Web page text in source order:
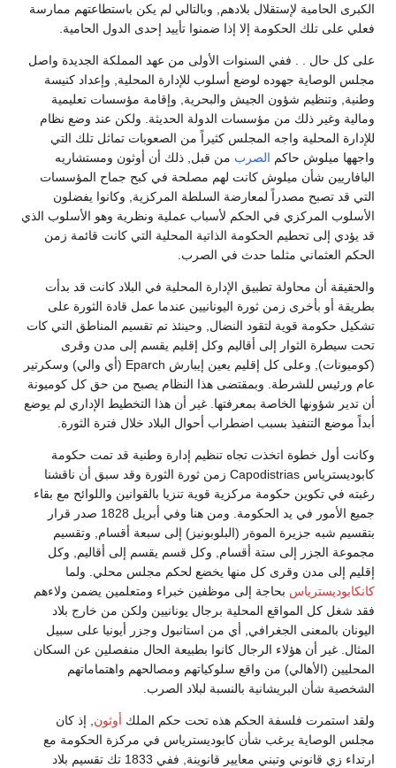
الكبرى الحامية لإستقلال بلادهم, وبالتالي لم يكن باستطاعتهم ممارسة
فعلي على تلك الحكومة إلا إذا ضمنوا تأييد إحدى الدول الحامية.
على كل حال . . ففي السنوات الأولى من عهد المملكة الجديدة واصل
مجلس الوصاية جهوده لوضع أسلوب للإدارة المحلية, وإعداد كنيسة
وطنية, وتنظيم شؤون الجيش والبحرية, وإقامة مؤسسات تعليمية
ومالية وغير ذلك من مؤسسات الدولة الحديثة. ولكن عند وضع نظام
للإدارة المحلية واجه المجلس كثيراً من الصعوبات تماثل تلك التي
واجهها ميلوش حاكم الصرب من قبل, ذلك أن أوثون ومستشاريه
البافاريين شأن ميلوش كانت لهم مصلحة في كبح جماح المؤسسات
التي قد تصبح مصدراً لمعارضة السلطة المركزية, وكانوا يفضلون
الأسلوب المركزي في الحكم لأسباب عملية ونظرية وهو الأسلوب الذي
قد يؤدي إلى تحطيم الحكومة الذاتية المحلية التي كانت قائمة زمن
الحكم العثماني مثلما حدث في الصرب.
والحقيقة أن محاولة تطبيق الإدارة المحلية في البلاد كانت قد بدأت
بطريقة أو بأخرى زمن ثورة اليونانيين عندما عمل قادة الثورة على
تشكيل حكومة قوية لتقود النضال, وحينئذ تم تقسيم المناطق التي كات
تحت سيطرة الثوار إلى أقاليم وكل إقليم يقسم إلى مدن وقرى
(كوميونات), وعلى كل إقليم يعين إيبارش Eparch (أي والي) وسكرتير
عام ورئيس للشرطة. وبمقتضى هذا النظام يصبح من حق كل كوميونة
أن تدير شؤونها الخاصة بمعرفتها. غير أن هذا التخطيط الإداري لم يوضع
أبداً موضع التنفيذ بسبب اضطراب أحوال البلاد خلال فترة الثورة.
وكانت أول خطوة اتخذت تجاه تنظيم إدارة وطنية قد تمت حكومة
كابوديسترياس Capodistrias زمن ثورة الثورة وقد سبق أن ناقشنا
رغبته في تكوين حكومة مركزية قوية تنزيا بالقوانين واللوائح مع بقاء
جميع الأمور في يد الحكومة. ومن هنا وفي أبريل 1828 صدر قرار
بتقسيم شبه جزيرة الموةر (البلوبونيز) إلى سبعة أقسام, وتقسيم
مجموعة الجزر إلى ستة أقسام, وكل قسم يقسم إلى أقاليم, وكل
إقليم إلى مدن وقرى كل منها يخضع لحكم مجلس محلي. ولما
كانكابوديسترياس بحاجة إلى موظفين خبراء ومتعلمين يضمن ولاءهم
فقد شغل كل المواقع المحلية برجال يونانيين ولكن من خارج بلاد
اليونان بالمعنى الجغرافي, أي من استانبول وجزر أيونيا على سبيل
المثال. غير أن هؤلاء الرجال كانوا بطبيعة الحال منفصلين عن السكان
المحليين (الأهالي) من واقع سلوكياتهم ومصالحهم واهتماماتهم
الشخصية شأن البريشانية بالنسبة لبلاد الصرب.
ولقد استمرت فلسفة الحكم هذه تحت حكم الملك أوثون, إذ كان
مجلس الوصاية يرغب شأن كابوديسترياس في مركزة الحكومة مع
ارتداء زي قانوني وتبني معايير قانوينة, ففي 1833 تك تقسيم بلاد